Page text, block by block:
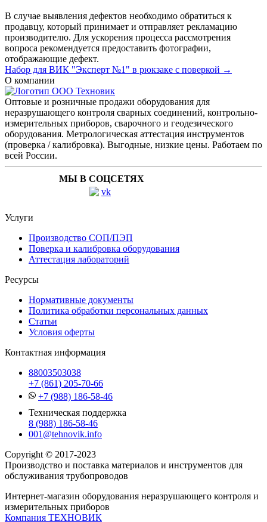
В случае выявления дефектов необходимо обратиться к
продавцу, который принимает и отправляет рекламацию
производителю. Для ускорения процесса рассмотрения
вопроса рекомендуется предоставить фотографии,
отображающие дефект.
Набор для ВИК "Эксперт №1" в рюкзаке с поверкой →
О компании
Оптовые и розничные продажи оборудования для
неразрушающего контроля сварных соединений, контрольно-
измерительных приборов, сварочного и геодезического
оборудования. Метрологическая аттестация инструментов
(проверка / калибровка). Выгодные, низкие цены. Работаем по
всей России.
МЫ В СОЦСЕТЯХ
Услуги
Производство СОП/ПЭП
Поверка и калибровка оборудования
Аттестация лабораторий
Ресурсы
Нормативные документы
Политика обработки персональных данных
Статьи
Условия оферты
Контактная информация
88003503038
+7 (861) 205-70-66
+7 (988) 186-58-46
Техническая поддержка
8 (988) 186-58-46
001@tehnovik.info
Copyright © 2017-2023
Производство и поставка материалов и инструментов для
обслуживания трубопроводов
Интернет-магазин оборудования неразрушающего контроля и
измерительных приборов
Компания ТЕХНОВИК